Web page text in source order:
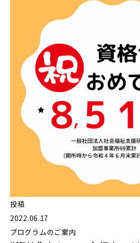
投稿
2022.06.17
プログラムのご案内